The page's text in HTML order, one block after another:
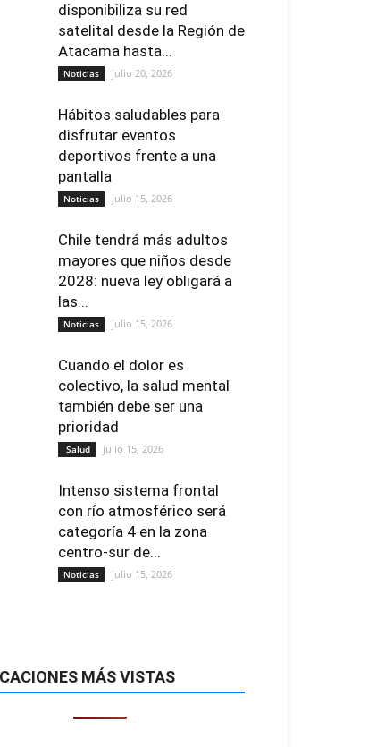
disponibiliza su red
satelital desde la Región de
Atacama hasta...
Noticias julio 20, 2026
Hábitos saludables para
disfrutar eventos
deportivos frente a una
pantalla
Noticias julio 15, 2026
Chile tendrá más adultos
mayores que niños desde
2028: nueva ley obligará a
las...
Noticias julio 15, 2026
Cuando el dolor es
colectivo, la salud mental
también debe ser una
prioridad
Salud julio 15, 2026
Intenso sistema frontal
con río atmosférico será
categoría 4 en la zona
centro-sur de...
Noticias julio 15, 2026
MÁS VISTAS